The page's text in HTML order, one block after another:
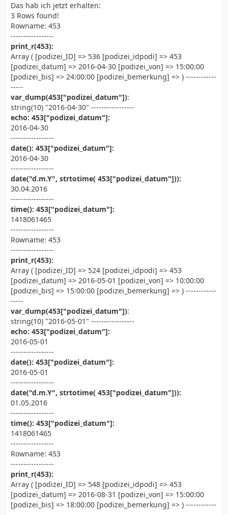
Das hab ich jetzt erhalten:
3 Rows found!
Rowname: 453
-----------------
print_r(453):
Array ( [podizei_ID] => 536 [podizei_idpodi] => 453
[podizei_datum] => 2016-04-30 [podizei_von] => 15:00:00
[podizei_bis] => 24:00:00 [podizei_bemerkung] => ) ------------
-----
var_dump(453["podizei_datum"]):
string(10) "2016-04-30" -----------------
echo: 453["podizei_datum"]:
2016-04-30
-----------------
date(): 453["podizei_datum"]:
2016-04-30
-----------------
date("d.m.Y", strtotime( 453["podizei_datum"])):
30.04.2016
-----------------
time(): 453["podizei_datum"]:
1418061465
-----------------
Rowname: 453
-----------------
print_r(453):
Array ( [podizei_ID] => 524 [podizei_idpodi] => 453
[podizei_datum] => 2016-05-01 [podizei_von] => 10:00:00
[podizei_bis] => 15:00:00 [podizei_bemerkung] => ) ------------
-----
var_dump(453["podizei_datum"]):
string(10) "2016-05-01" -----------------
echo: 453["podizei_datum"]:
2016-05-01
-----------------
date(): 453["podizei_datum"]:
2016-05-01
-----------------
date("d.m.Y", strtotime( 453["podizei_datum"])):
01.05.2016
-----------------
time(): 453["podizei_datum"]:
1418061465
-----------------
Rowname: 453
-----------------
print_r(453):
Array ( [podizei_ID] => 548 [podizei_idpodi] => 453
[podizei_datum] => 2016-08-31 [podizei_von] => 15:00:00
[podizei_bis] => 18:00:00 [podizei_bemerkung] => ) ------------